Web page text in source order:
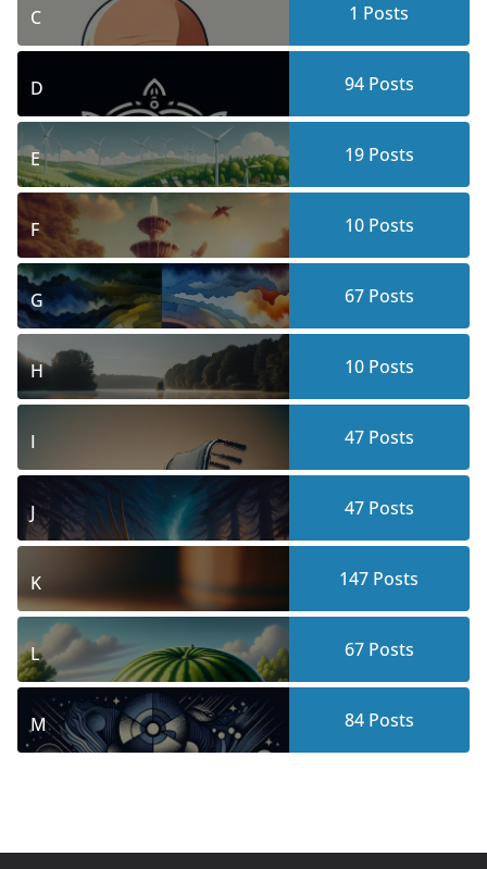
C 1 Posts
D 94Posts
E 19Posts
F 10Posts
G 67Posts
H 10Posts
I 47Posts
J 47Posts
K 147 Posts
L 67Posts
M 84Posts